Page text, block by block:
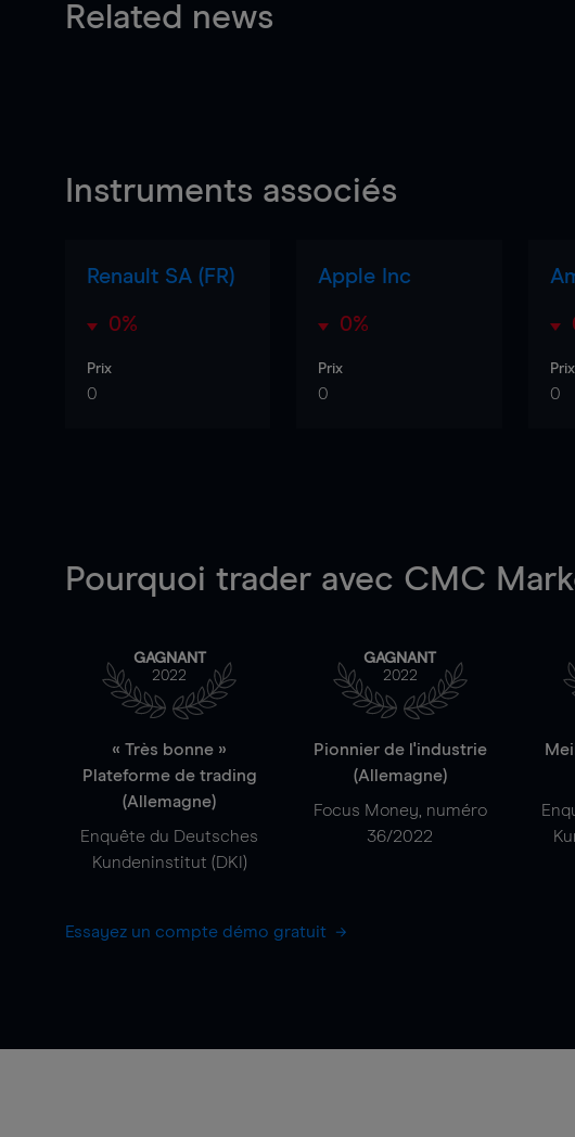
Related news
Instruments associés
Renault SA (FR)
0%
Prix
0
Apple Inc
0%
Prix
0
Prix
0
Pourquoi trader avec CMC
GAGNANT
2022
« Très bonne »
Plateforme de trading
(Allemagne)
Enquête du Deutsches
Kundeninstitut (DKI)
GAGNANT
2022
Pionnier de l'industrie
(Allemagne)
Focus Money, numéro
36/2022
Essayez un compte démo gratuit